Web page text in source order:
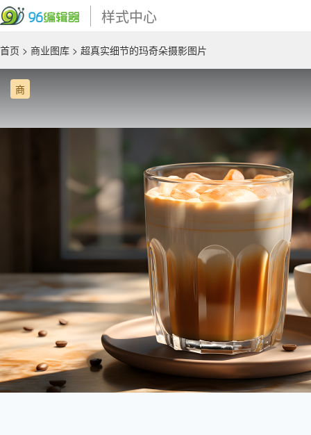
样式中心
首页 > 商业图库 > 超真实细节的玛奇朵摄影图片
商